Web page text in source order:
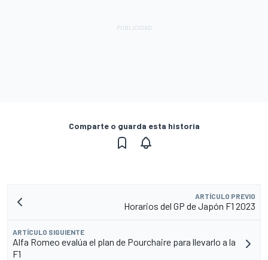
Comparte o guarda esta historia
ARTÍCULO PREVIO
Horarios del GP de Japón F1 2023
ARTÍCULO SIGUIENTE
Alfa Romeo evalúa el plan de Pourchaire para llevarlo a la
F1